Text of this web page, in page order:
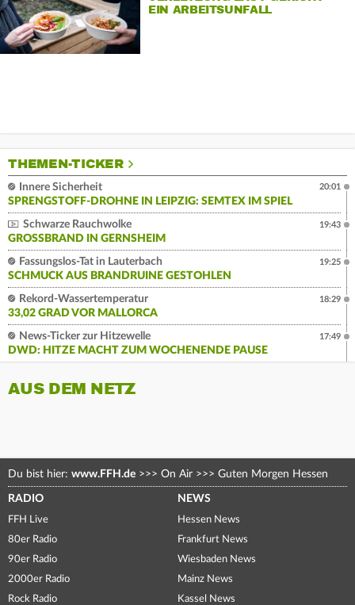
EIN ARBEITSUNFALL
THEMEN-TICKER
Innere Sicherheit
SPRENGSTOFF-DROHNE IN LEIPZIG: SEMTEX IM SPIEL
20:01
Schwarze Rauchwolke
GROSSBRAND IN GERNSHEIM
19:43
Fassungslos-Tat in Lauterbach
SCHMUCK AUS BRANDRUINE GESTOHLEN
19:25
Rekord-Wassertemperatur
33,02 GRAD VOR MALLORCA
18:29
News-Ticker zur Hitzewelle
DWD: HITZE MACHT ZUM WOCHENENDE PAUSE
17:49
AUS DEM NETZ
Du bist hier: www.FFH.de >>> On Air >>> Guten Morgen Hessen
RADIO
FFH Live
80er Radio
90er Radio
2000er Radio
Rock Radio
NEWS
Hessen News
Frankfurt News
Wiesbaden News
Mainz News
Kassel News